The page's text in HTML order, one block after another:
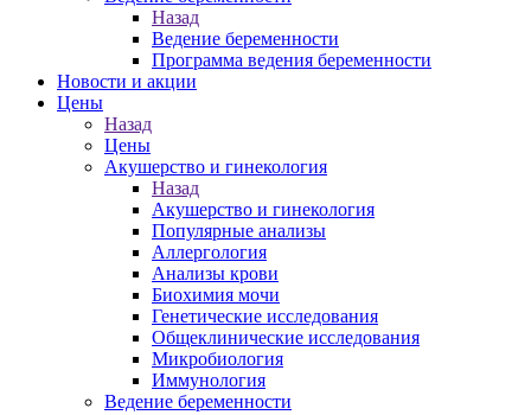
Назад
Ведение беременности
Программа ведения беременности
Новости и акции
Цены
Назад
Цены
Акушерство и гинекология
Назад
Акушерство и гинекология
Популярные анализы
Аллергология
Анализы крови
Биохимия мочи
Генетические исследования
Общеклинические исследования
Микробиология
Иммунология
Ведение беременности